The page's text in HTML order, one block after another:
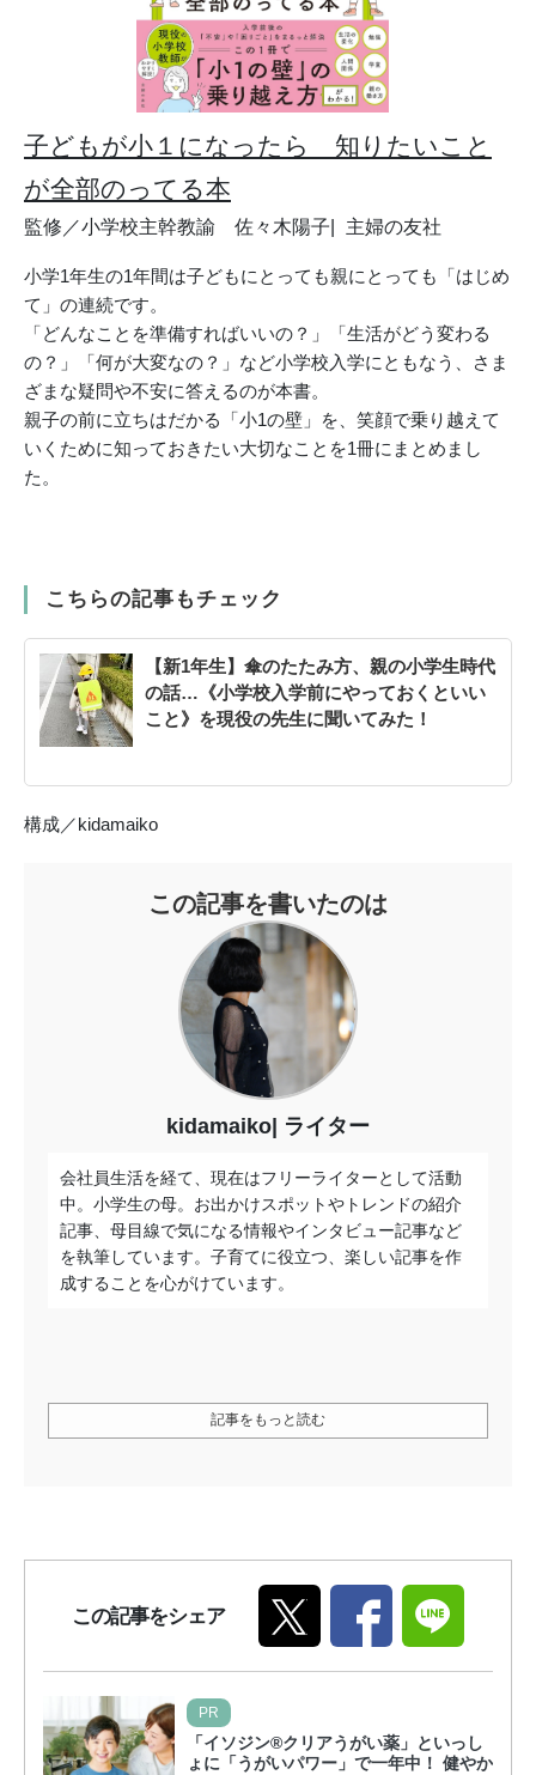
子どもが小１になったら 知りたいこと
が全部のってる本
監修／小学校主幹教諭 佐々木陽子 主婦の友社
小学1年生の1年間は子どもにとっても親にとっても「はじめ
て」の連続です。
「どんなことを準備すればいいの？」「生活がどう変わる
の？」「何が大変なの？」など小学校入学にともなう、さま
ざまな疑問や不安に答えるのが本書。
親子の前に立ちはだかる「小1の壁」を、笑顔で乗り越えて
いくために知っておきたい大切なことを1冊にまとめまし
た。
こちらの記事もチェック
【新1年生】傘のたたみ方、親の小学生時代
の話…《小学校入学前にやっておくといい
こと》を現役の先生に聞いてみた！
構成／kidamaiko
この記事を書いたのは
kidamaiko ライター
会社員生活を経て、現在はフリーライターとして活動
中。小学生の母。お出かけスポットやトレンドの紹介
記事、母目線で気になる情報やインタビュー記事など
を執筆しています。子育てに役立つ、楽しい記事を作
成することを心がけています。
記事をもっと読む
この記事をシェア
PR
「イソジン®クリアうがい薬」といっし
ょに「うがいパワー」で一年中！ 健やか